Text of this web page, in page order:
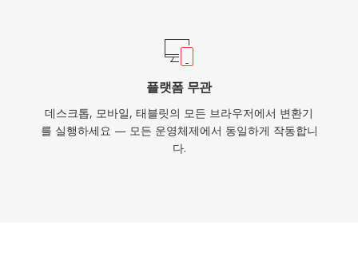
플랫폼 무관
데스크톱, 모바일, 태블릿의 모든 브라우저에서 변환기
를 실행하세요 — 모든 운영체제에서 동일하게 작동합니
다.